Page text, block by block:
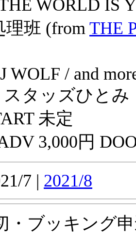
THE WORLD IS
理班 (from THE
WOLF / and
スタッズひとみ
未定
3,000円
7 | 2021/8
・ブッキング